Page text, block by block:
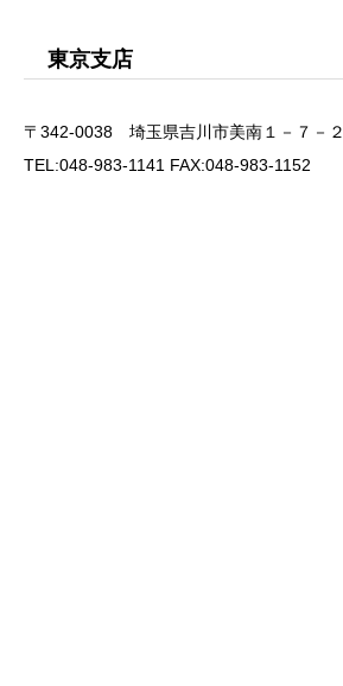
東京支店
〒342-0038 埼玉県吉川市美南１－７－２
TEL:048-983-1141 FAX:048-983-1152